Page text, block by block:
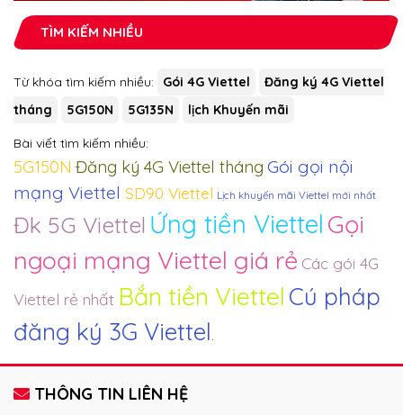
TÌM KIẾM NHIỀU
Từ khóa tìm kiếm nhiều: Gói 4G Viettel
Đăng ký 4G Viettel
tháng
5G150N 5G135N lịch Khuyến mãi
Bài viết tìm kiếm nhiều:
5G150N Đăng ký 4G Viettel tháng Gói gọi nội
mạng Viettel SD90 Viettel Lịch khuyến mãi Viettel mới nhất
Đk 5G Viettel Ứng tiền Viettel Gọi
ngoại mạng Viettel giá rẻ Các gói 4G
Viettel rẻ nhất Bắn tiền Viettel Cú pháp
đăng ký 3G Viettel.
THÔNG TIN LIÊN HỆ